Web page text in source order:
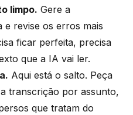
limpo. Gere a
revise os erros mais
ficar perfeita, precisa
que a IA vai ler.
Aqui está o salto. Peça
transcrição por assunto,
que tratam do